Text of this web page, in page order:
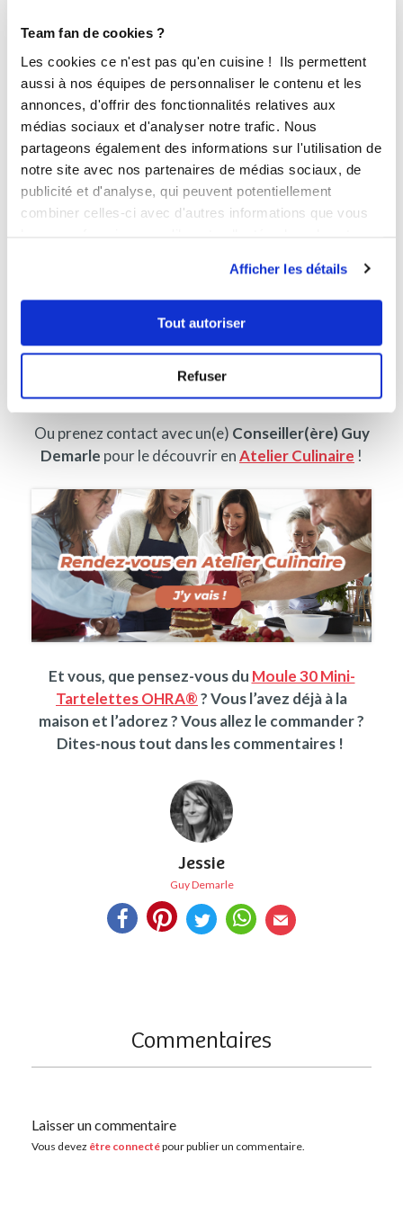
Team fan de cookies ?
Les cookies ce n'est pas qu'en cuisine ! Ils permettent
aussi à nos équipes de personnaliser le contenu et les
annonces, d'offrir des fonctionnalités relatives aux
médias sociaux et d'analyser notre trafic. Nous
partageons également des informations sur l'utilisation de
notre site avec nos partenaires de médias sociaux, de
publicité et d'analyse, qui peuvent potentiellement
combiner celles-ci avec d'autres informations que vous
Afficher les détails
Tout autoriser
Refuser
Je m’inspire !
Alors, conquis(e) ? C’est le moment de vous faire
plaisir ! Offrez-vous leMoule 30 Mini Tartelettes
OHRA® dès maintenant sur notreBoutique en
ligne
Ou prenez contact avec un(e) Conseiller(ère) Guy
Demarle pour le découvrir enAtelier Culinaire !
Et vous, que pensez-vous du Moule 30 Mini-
Tartelettes OHRA®? Vous l’avez déjà à la
maison et l’adorez ? Vous allez le commander ?
Dites-nous tout dans les commentaires !
Jessie
Guy Demarle
Commentaires
Laisser un commentaire
Vous devez être connectépour publier un commentaire.